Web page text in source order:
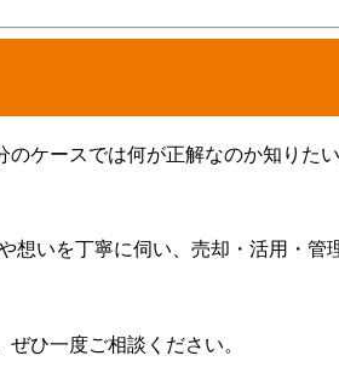
ケースでは何が正解なのか知りた
いを丁寧に伺い、売却・活用・
ひ一度ご相談ください。